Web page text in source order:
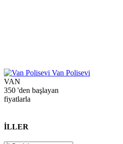
Van Polisevi
VAN
350 'den başlayan
fiyatlarla
İLLER